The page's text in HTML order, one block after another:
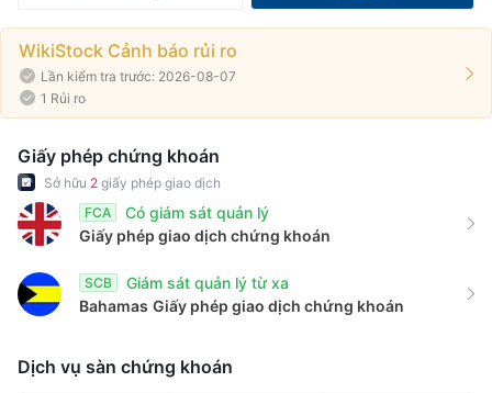
WikiStock Cảnh báo rủi ro
Lần kiểm tra trước: 2026-08-07
1 Rủi ro
Giấy phép chứng khoán
Sở hữu 2 giấy phép giao dịch
FCA
Có giám sát quản lý
Giấy phép giao dịch chứng khoán
SCB
Giám sát quản lý từ xa
Bahamas Giấy phép giao dịch chứng khoán
Dịch vụ sàn chứng khoán